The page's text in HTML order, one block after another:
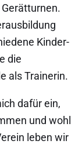
Kinder-
die
als Trainerin.
dafür ein,
und wohl
leben wir